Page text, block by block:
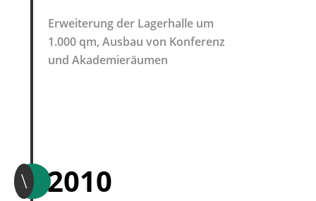
Erweiterung der Lagerhalle um
1.000 qm, Ausbau von Konferenz
und Akademieräumen
\ 2010